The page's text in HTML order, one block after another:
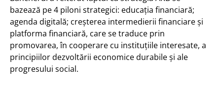
bazează pe 4 piloni strategici: educația financiară;
agenda digitală; creșterea intermedierii financiare și
platforma financiară, care se traduce prin
promovarea, în cooperare cu instituțiile interesate, a
principiilor dezvoltării economice durabile şi ale
progresului social.